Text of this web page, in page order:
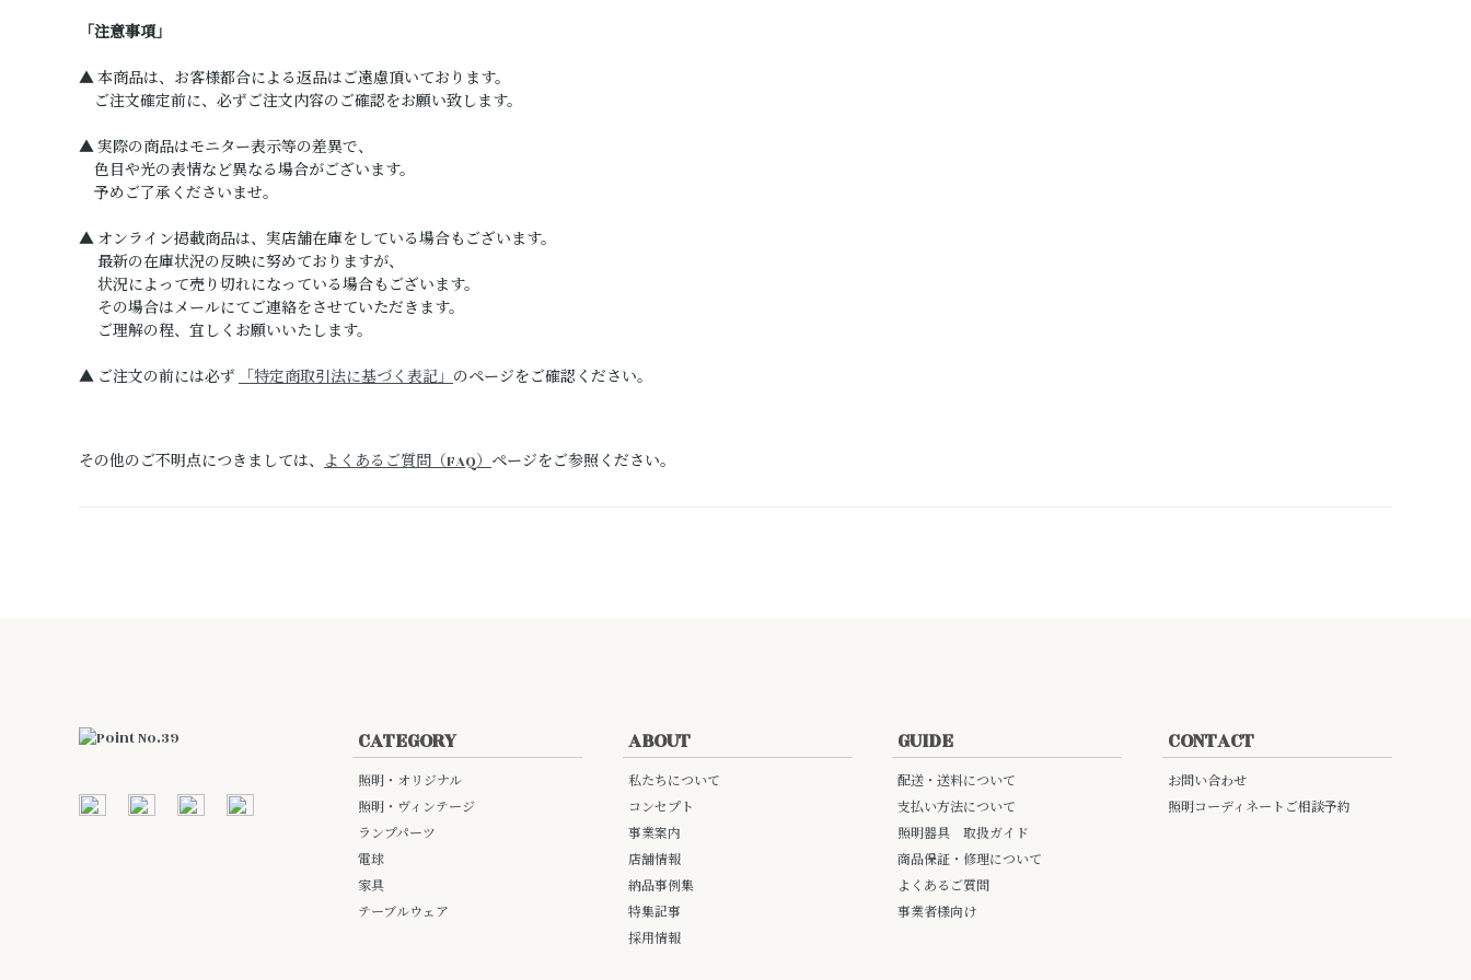
「注意事項」
▲ 本商品は、お客様都合による返品はご遠慮頂いております。
ご注文確定前に、必ずご注文内容のご確認をお願い致します。
▲ 実際の商品はモニター表示等の差異で、
色目や光の表情など異なる場合がございます。
予めご了承くださいませ。
▲ オンライン掲載商品は、実店舗在庫をしている場合もございます。
最新の在庫状況の反映に努めておりますが、
状況によって売り切れになっている場合もございます。
その場合はメールにてご連絡をさせていただきます。
ご理解の程、宜しくお願いいたします。
▲ ご注文の前には必ず 「特定商取引法に基づく表記」のページをご確認ください。
その他のご不明点につきましては、 よくあるご質問（FAQ）ページをご参照ください。
CATEGORY
照明・オリジナル
照明・ヴィンテージ
ランプパーツ
電球
家具
テーブルウェア
ABOUT
私たちについて
コンセプト
事業案内
店舗情報
納品事例集
特集記事
採用情報
GUIDE
配送・送料について
支払い方法について
照明器具 取扱ガイド
商品保証・修理について
よくあるご質問
事業者様向け
CONTACT
お問い合わせ
照明コーディネートご相談予約